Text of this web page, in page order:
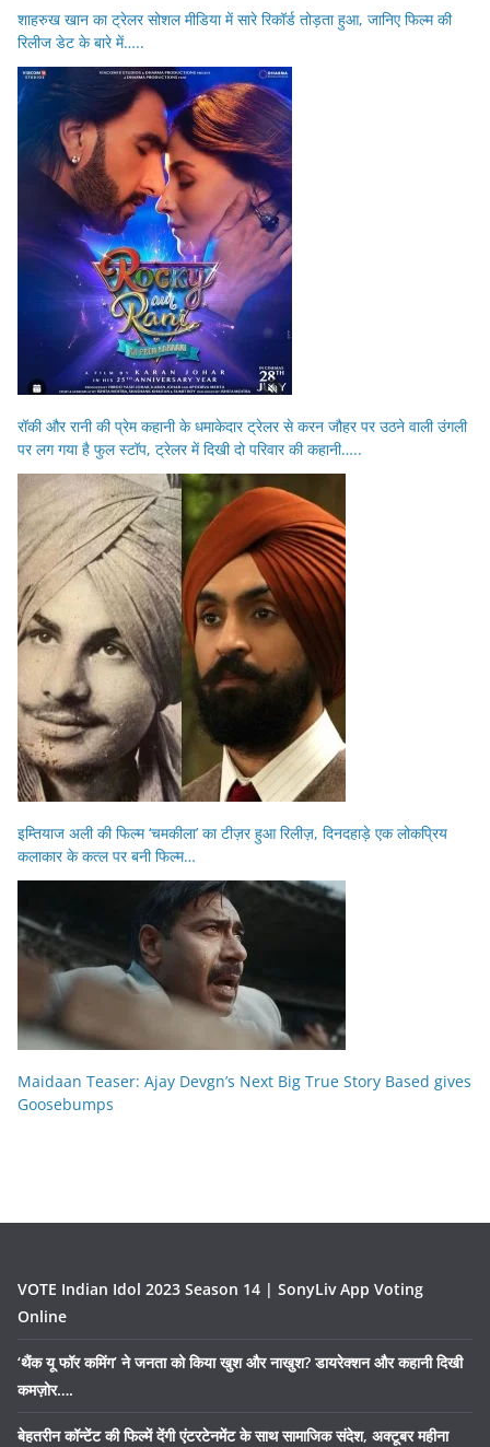
शाहरुख खान का ट्रेलर सोशल मीडिया में सारे रिकॉर्ड तोड़ता हुआ, जानिए फिल्म की
रिलीज डेट के बारे में…..
रॉकी और रानी की प्रेम कहानी के धमाकेदार ट्रेलर से करन जौहर पर उठने वाली उंगली
पर लग गया है फुल स्टॉप, ट्रेलर में दिखी दो परिवार की कहानी…..
इम्तियाज अली की फिल्म ‘चमकीला’ का टीज़र हुआ रिलीज़, दिनदहाड़े एक लोकप्रिय
कलाकार के कत्ल पर बनी फिल्म…
Maidaan Teaser: Ajay Devgn’s Next Big True Story Based gives
Goosebumps
VOTE Indian Idol 2023 Season 14 | SonyLiv App Voting
Online
‘थैंक यू फॉर कमिंग’ ने जनता को किया खुश और नाखुश? डायरेक्शन और कहानी दिखी
कमज़ोर….
बेहतरीन कॉन्टेंट की फिल्में देंगी एंटरटेनमेंट के साथ सामाजिक संदेश, अक्टूबर महीना